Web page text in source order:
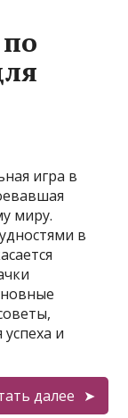
игра в
миру.
в
и
далее